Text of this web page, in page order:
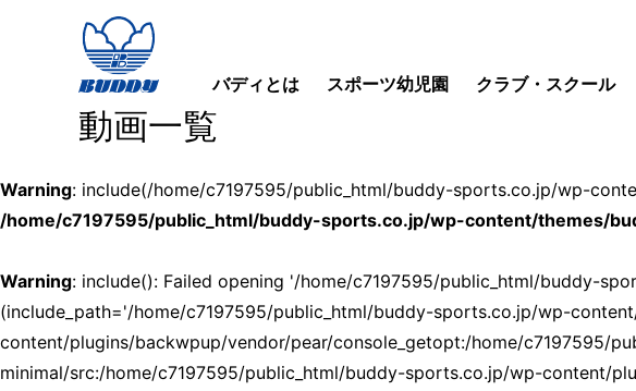
バディとは スポーツ幼児園 クラブ・スクール
動画一覧
Warning: include(/home/c7197595/public_html/buddy-sports.co.jp/wp-
/home/c7197595/public_html/buddy-sports.co.jp/wp-content/themes/
Warning: include(): Failed opening '/home/c7197595/public_html/buddy-
(include_path='/home/c7197595/public_html/buddy-sports.co.jp/wp-
content/plugins/backwpup/vendor/pear/console_getopt:/home/c7197595/
minimal/src:/home/c7197595/public_html/buddy-sports.co.jp/wp-content/